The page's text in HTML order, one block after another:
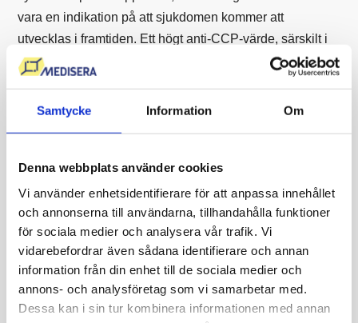
Samtycke Information Om
Denna webbplats använder cookies
Vi använder enhetsidentifierare för att anpassa innehållet
och annonserna till användarna, tillhandahålla funktioner
för sociala medier och analysera vår trafik. Vi
vidarebefordrar även sådana identifierare och annan
information från din enhet till de sociala medier och
annons- och analysföretag som vi samarbetar med.
Dessa kan i sin tur kombinera informationen med annan
vara en indikation på att sjukdomen kommer att
utvecklas i framtiden. Ett högt anti-CCP-värde, särskilt i
kombination med reumatoid faktor (RF), ökar
framtida leddestruktion.
betyda?
Ett lågt eller negativt anti-CCP-värde innebär att nivån av
antikroppar mot cykliskt citrullinerade peptider (CCP)
ligger under referensgränsen. Detta betyder dock inte att
reumatoid artrit (RA) kan uteslutas helt, eftersom vissa
patienter har seronegativ RA, vilket innebär att de saknar
både anti-CCP och reumatoid faktor (RF).